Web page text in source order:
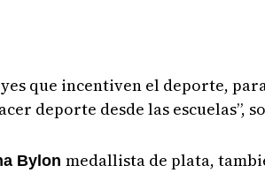
que incentiven el deporte,
deporte desde las escuelas”,
Bylon medallista de plata,